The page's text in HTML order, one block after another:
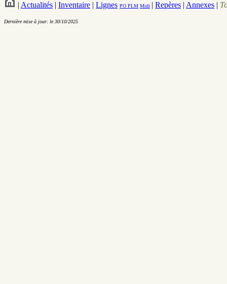
| Actualités | Inventaire | Lignes PO PLM Midi | Repères | Annexes |
Dernière mise à jour: le 30/10/2025